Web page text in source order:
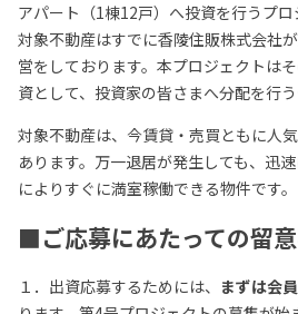
アパート（1棟12戸）へ投資を行うプロ
対象不動産はすでに香陵住販株式会社
営をしております。本プロジェクトは
資として、投資家の皆さまへ分配を行う
対象不動産は、今賃貸・売買ともに人
あります。万一退居が発生しても、迅
によりすぐに満室稼働できる物件です。
■ご応募にあたっての留
１．出資応募するためには、 まずは会